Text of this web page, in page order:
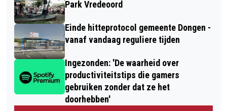
Park Vredeoord
Einde hitteprotocol gemeente Dongen -
vanaf vandaag reguliere tijden
Ingezonden: 'De waarheid over
productiviteitstips die gamers
gebruiken zonder dat ze het
doorhebben'